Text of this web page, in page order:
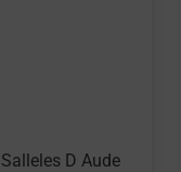
D Aude